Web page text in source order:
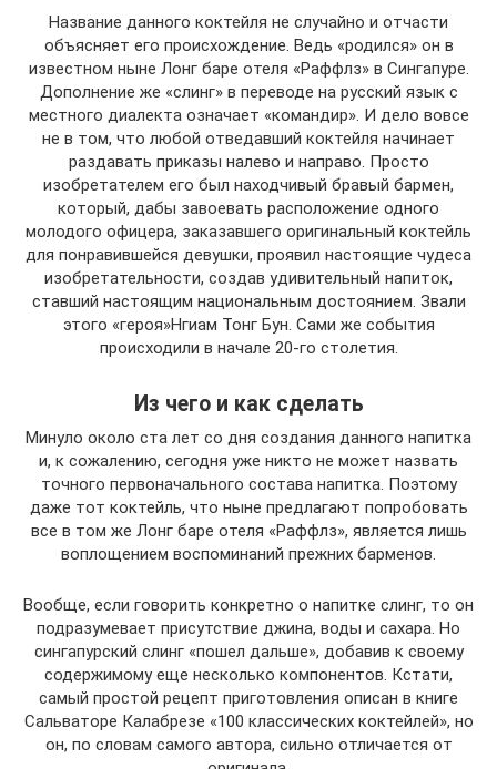
Название данного коктейля не случайно и отчасти
объясняет его происхождение. Ведь «родился» он в
известном ныне Лонг баре отеля «Раффлз» в Сингапуре.
Дополнение же «слинг» в переводе на русский язык с
местного диалекта означает «командир». И дело вовсе
не в том, что любой отведавший коктейля начинает
раздавать приказы налево и направо. Просто
изобретателем его был находчивый бравый бармен,
который, дабы завоевать расположение одного
молодого офицера, заказавшего оригинальный коктейль
для понравившейся девушки, проявил настоящие чудеса
изобретательности, создав удивительный напиток,
ставший настоящим национальным достоянием. Звали
этого «героя»Нгиам Тонг Бун. Сами же события
происходили в начале 20-го столетия.
Из чего и как сделать
Минуло около ста лет со дня создания данного напитка
и, к сожалению, сегодня уже никто не может назвать
точного первоначального состава напитка. Поэтому
даже тот коктейль, что ныне предлагают попробовать
все в том же Лонг баре отеля «Раффлз», является лишь
воплощением воспоминаний прежних барменов.
Вообще, если говорить конкретно о напитке слинг, то он
подразумевает присутствие джина, воды и сахара. Но
сингапурский слинг «пошел дальше», добавив к своему
содержимому еще несколько компонентов. Кстати,
самый простой рецепт приготовления описан в книге
Сальваторе Калабрезе «100 классических коктейлей», но
он, по словам самого автора, сильно отличается от